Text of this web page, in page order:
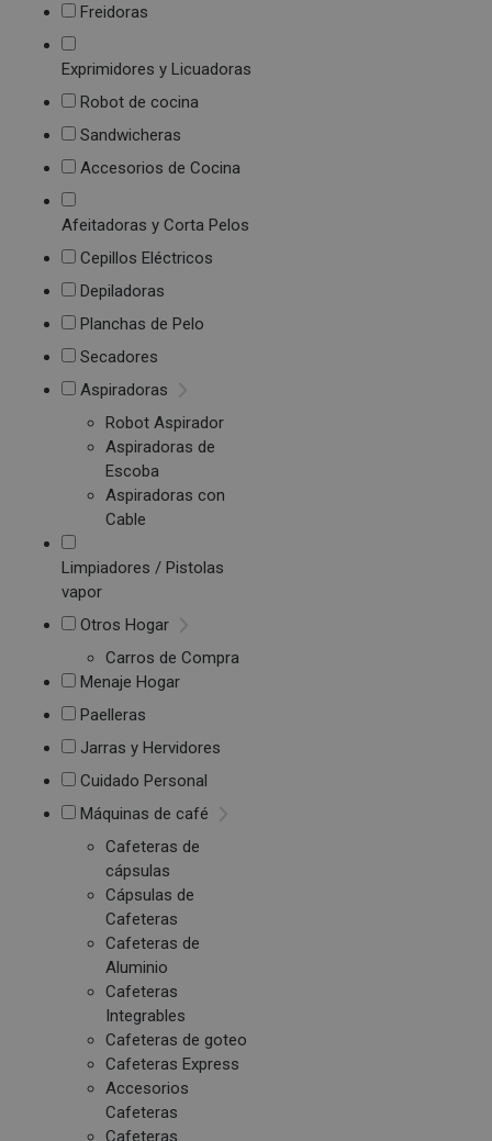
Freidoras
Exprimidores y Licuadoras
Robot de cocina
Sandwicheras
Accesorios de Cocina
Afeitadoras y Corta Pelos
Cepillos Eléctricos
Depiladoras
Planchas de Pelo
Secadores
Aspiradoras
Robot Aspirador
Aspiradoras de
Escoba
Aspiradoras con
Cable
Limpiadores / Pistolas
vapor
Otros Hogar
Carros de Compra
Menaje Hogar
Paelleras
Jarras y Hervidores
Cuidado Personal
Máquinas de café
Cafeteras de
cápsulas
Cápsulas de
Cafeteras
Cafeteras de
Aluminio
Cafeteras
Integrables
Cafeteras de goteo
Cafeteras Express
Accesorios
Cafeteras
Cafeteras